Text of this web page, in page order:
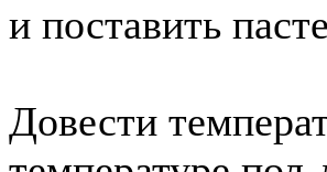
и поставить
Довести